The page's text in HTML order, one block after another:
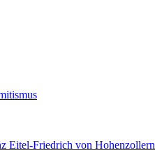
Eitel-Friedrich von Hohenzollern